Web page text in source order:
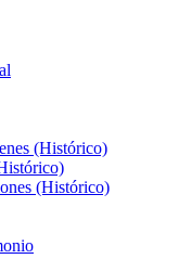
(Histórico)
(Histórico)